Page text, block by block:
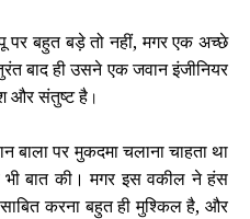
पर बहुत बड़े तो नहीं, मगर एक अच्छे
बादहीउसनेएकजवानइंजीनियर
औरसंतुष्टहै ।
बाला पर मुकदमा चलाना चाहता था
बात की। मगर इस वकील ने हंस
करना बहुत ही मुश्किल है, और